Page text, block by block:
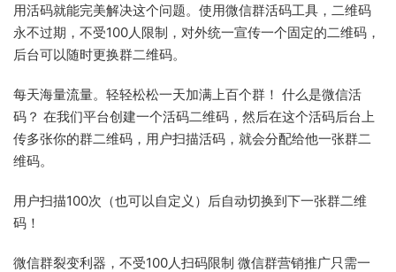
用活码就能完美解决这个问题。使用微信群活码工具，二维码
永不过期，不受100人限制，对外统一宣传一个固定的二维码，
后台可以随时更换群二维码。
每天海量流量。轻轻松松一天加满上百个群！ 什么是微信活
码？ 在我们平台创建一个活码二维码，然后在这个活码后台上
传多张你的群二维码，用户扫描活码，就会分配给他一张群二
维码。
用户扫描100次（也可以自定义）后自动切换到下一张群二维
码！
微信群裂变利器，不受100人扫码限制 微信群营销推广只需一